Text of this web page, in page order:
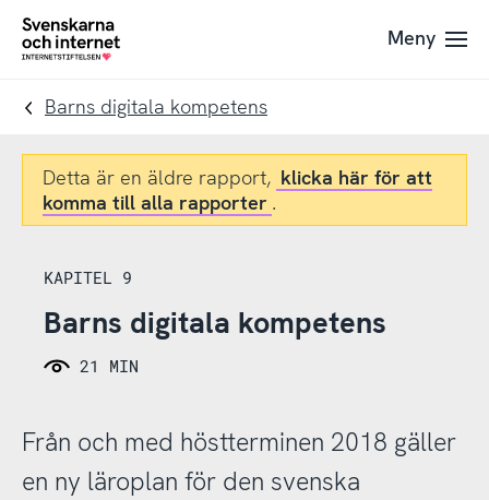
Till
navigation
Till
innehåll
To
Meny
Barns digitala kompetens
Detta är en äldre rapport, klicka här för att
komma till alla rapporter .
KAPITEL 9
Barns digitala kompetens
21 MIN
Från och med höstterminen 2018 gäller
en ny läroplan för den svenska